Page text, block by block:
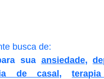
busca de:
sua ansiedade,
de casal ,